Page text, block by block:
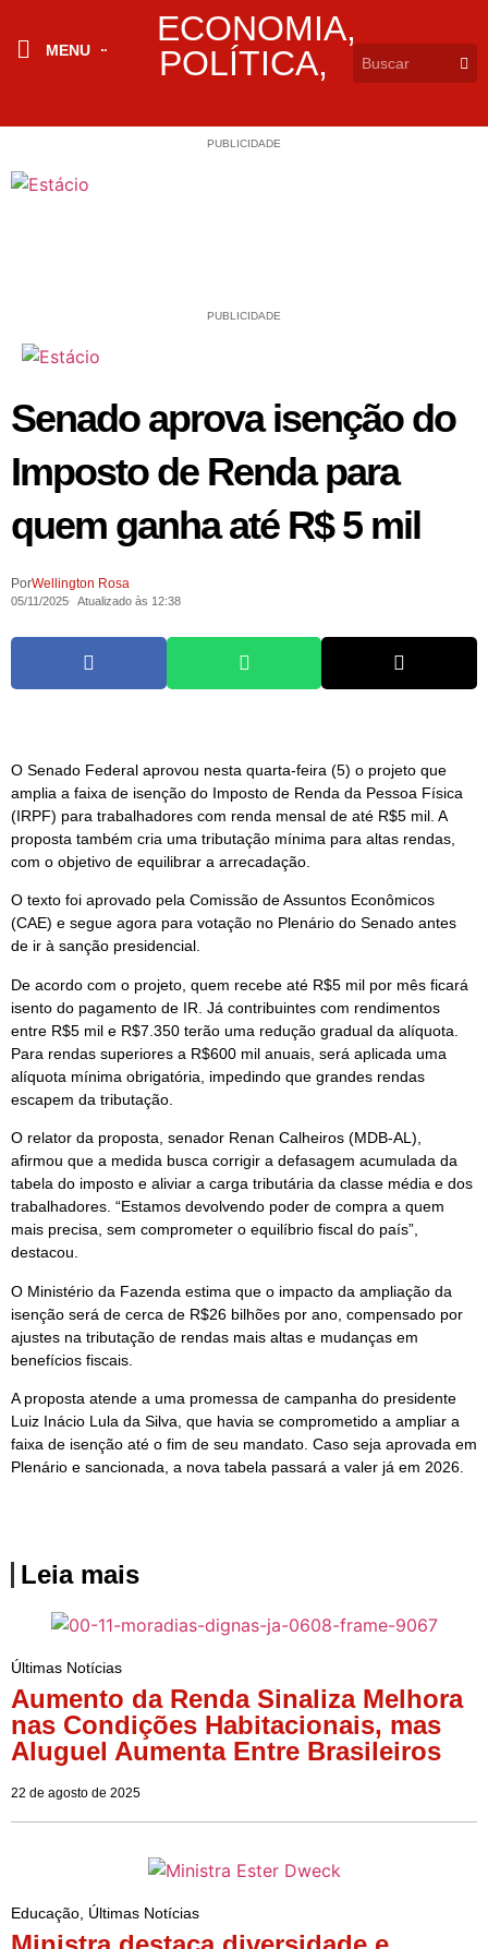
MENU
ECONOMIA,
POLÍTICA,
PUBLICIDADE
PUBLICIDADE
Senado aprova isenção do
Imposto de Renda para
quem ganha até R$ 5 mil
PorWellington Rosa
05/11/2025 Atualizado às 12:38
O Senado Federal aprovou nesta quarta-feira (5) o projeto que
amplia a faixa de isenção do Imposto de Renda da Pessoa Física
(IRPF) para trabalhadores com renda mensal de até R$5 mil. A
proposta também cria uma tributação mínima para altas rendas,
com o objetivo de equilibrar a arrecadação.
O texto foi aprovado pela Comissão de Assuntos Econômicos
(CAE) e segue agora para votação no Plenário do Senado antes
de ir à sanção presidencial.
De acordo com o projeto, quem recebe até R$5 mil por mês ficará
isento do pagamento de IR. Já contribuintes com rendimentos
entre R$5 mil e R$7.350 terão uma redução gradual da alíquota.
Para rendas superiores a R$600 mil anuais, será aplicada uma
alíquota mínima obrigatória, impedindo que grandes rendas
escapem da tributação.
O relator da proposta, senador Renan Calheiros (MDB-AL),
afirmou que a medida busca corrigir a defasagem acumulada da
tabela do imposto e aliviar a carga tributária da classe média e dos
trabalhadores. “Estamos devolvendo poder de compra a quem
mais precisa, sem comprometer o equilíbrio fiscal do país”,
destacou.
O Ministério da Fazenda estima que o impacto da ampliação da
isenção será de cerca de R$26 bilhões por ano, compensado por
ajustes na tributação de rendas mais altas e mudanças em
benefícios fiscais.
A proposta atende a uma promessa de campanha do presidente
Luiz Inácio Lula da Silva, que havia se comprometido a ampliar a
faixa de isenção até o fim de seu mandato. Caso seja aprovada em
Plenário e sancionada, a nova tabela passará a valer já em 2026.
Leia mais
Últimas Notícias
Aumento da Renda Sinaliza Melhora
nas Condições Habitacionais, mas
Aluguel Aumenta Entre Brasileiros
22 de agosto de 2025
Educação Últimas Notícias